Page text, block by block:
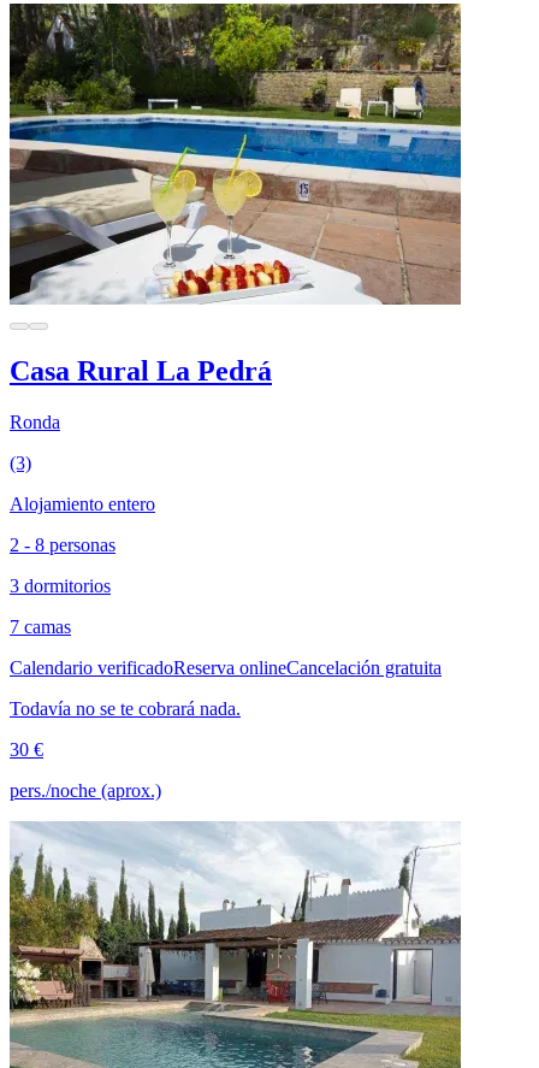
Casa Rural La Pedrá
Ronda
(3)
Alojamiento entero
2 - 8 personas
3 dormitorios
7 camas
Calendario verificadoReserva onlineCancelación gratuita
Todavía no se te cobrará nada.
30 €
pers./noche (aprox.)